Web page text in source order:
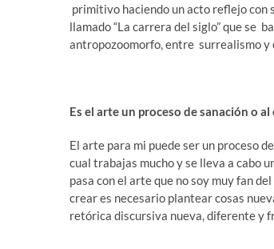
primitivo haciendo un acto reflejo con
llamado “La carrera del siglo” que se
antropozoomorfo, entre surrealismo y
Es el arte un proceso de sanación o
El arte para mi puede ser un proceso
cual trabajas mucho y se lleva a cabo
pasa con el arte que no soy muy fan
crear es necesario plantear cosas
retórica discursiva nueva, diferente y